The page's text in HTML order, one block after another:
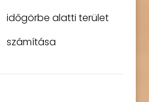
időgörbe alatti terület
számítása